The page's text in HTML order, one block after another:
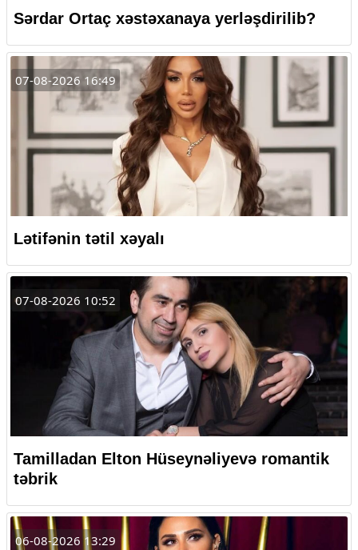
Sərdar Ortaç xəstəxanaya yerləşdirilib?
07-08-2026 16:49
Lətifənin tətil xəyalı
07-08-2026 10:52
Tamilladan Elton Hüseynəliyevə romantik
təbrik
06-08-2026 13:29